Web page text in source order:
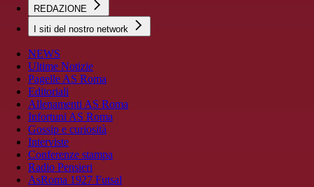
REDAZIONE
I siti del nostro network
NEWS
Ultime Notizie
Pagelle AS Roma
Editoriali
Allenamenti AS Roma
Infortuni AS Roma
Gossip e curiosità
Interviste
Conferenze stampa
Radio Pensieri
AsRoma 1927 Futsal